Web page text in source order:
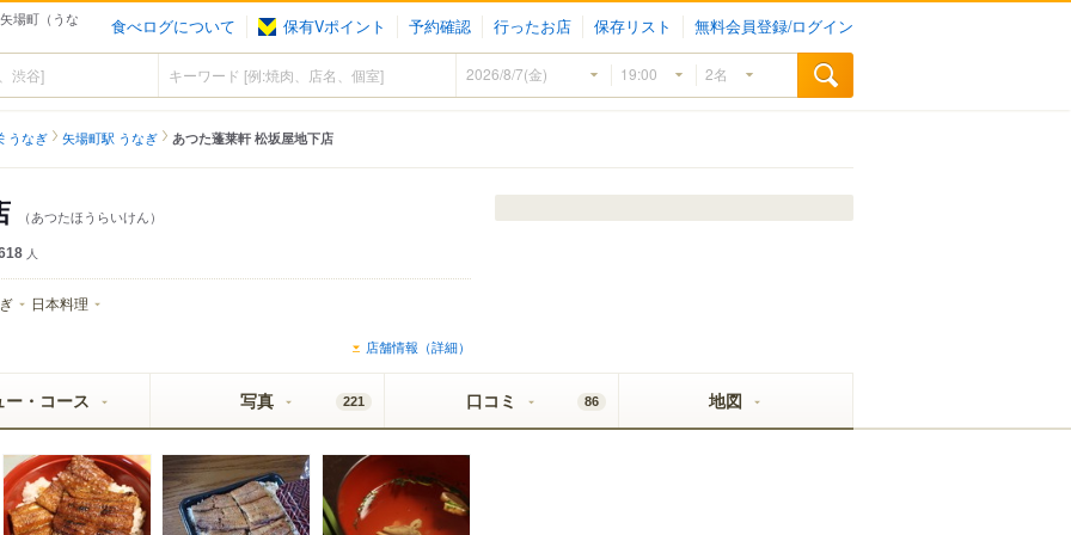
場町（うな 食べログについて 保有Vポイント 予約確認 行ったお店 保存リスト 無料会員登録/ログイン
うなぎ 矢場町駅 うなぎ あつた蓬莱軒 松坂屋地下店
（あつたほうらいけん）
人
日本料理
店舗情報（詳細）
ー・コース 写真 221 口コミ 86 地図